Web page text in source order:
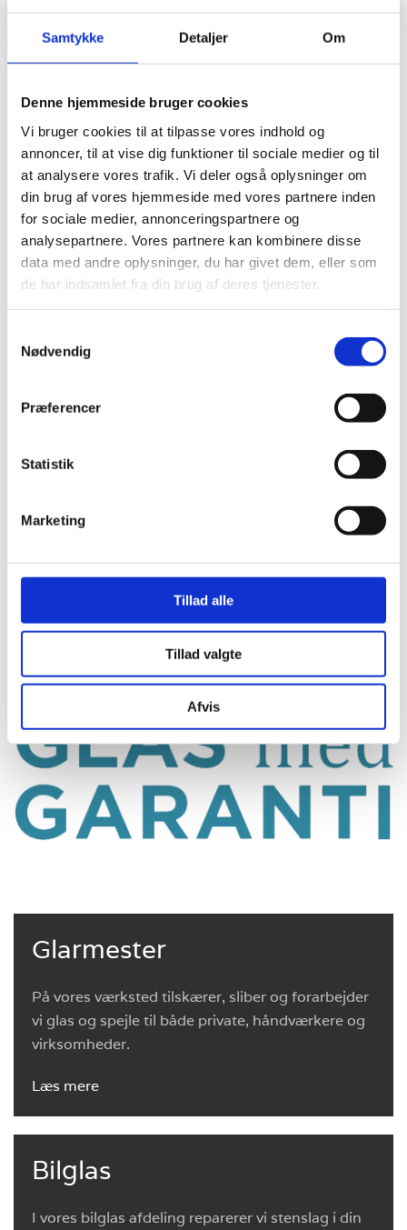
Samtykke Detaljer Om
Denne hjemmeside bruger cookies
Vi bruger cookies til at tilpasse vores indhold og
annoncer, til at vise dig funktioner til sociale medier og til
at analysere vores trafik. Vi deler også oplysninger om
din brug af vores hjemmeside med vores partnere inden
for sociale medier, annonceringspartnere og
analysepartnere. Vores partnere kan kombinere disse
data med andre oplysninger, du har givet dem, eller som
de har indsamlet fra din brug af deres tjenester.
Nødvendig
Præferencer
Statistik
Marketing
Tillad alle
Tillad valgte
Afvis
Seneste nyt
Glarmesterlærling søges
Glarmesterlærling Vi søger en energisk frisk lærling til
vort firma som har hænderne skruet rigtigt på og kan
bruge hovedet. Går du med et ønsk…
Læs mere
Glarmester
På vores værksted tilskærer, sliber og forarbejder
vi glas og spejle til både private, håndværkere og
virksomheder.
Læs mere
Bilglas
I vores bilglas afdeling reparerer vi stenslag i din